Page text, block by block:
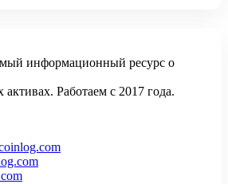
информационный ресурс о
Работаем с 2017 года.